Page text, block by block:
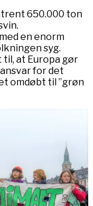
650.000 ton
en enorm
syg.
at Europa gør
for det
omdøbt til ”grøn